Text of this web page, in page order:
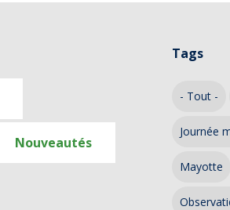
Nouveautés
Tags
- Tout -
Journée
Mayotte